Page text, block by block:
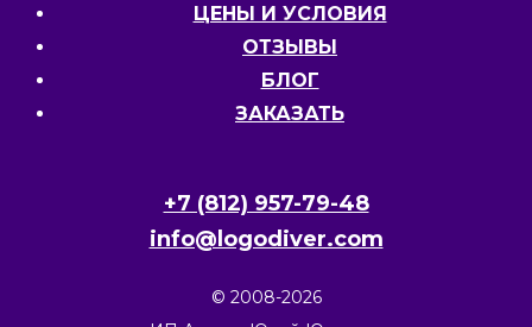
ЦЕНЫ И УСЛОВИЯ
ОТЗЫВЫ
БЛОГ
ЗАКАЗАТЬ
+7 (812) 957-79-48
info@logodiver.com
© 2008-2026